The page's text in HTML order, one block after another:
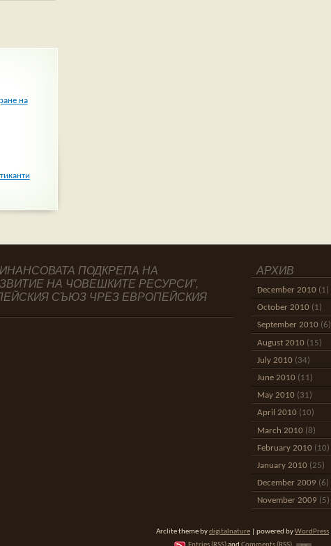
на
ПОДКРЕПА НА
НА ЧОВЕШКИТЕ РЕСУРСИ”,
СЪЮЗ ЧРЕЗ ЕВРОПЕЙСКИЯ
АРХИВ
December 2010(1)
October 2010(1)
September 2010(6)
August 2010(15)
July 2010(34)
June 2010(11)
May 2010(31)
April 2010(10)
March 2010(8)
February 2010(10)
January 2010(25)
December 2009 (6)
November 2009 (5)
Arclite theme bydigitalnature | powered byWordPress